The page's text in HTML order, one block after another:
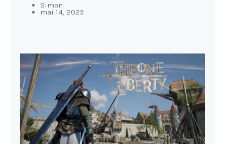
Simon
mai 14, 2025